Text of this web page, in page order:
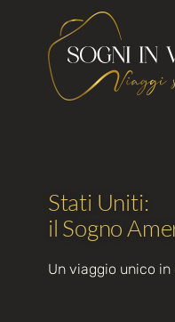
Stati Uniti:
il Sogno
Un viaggio unico